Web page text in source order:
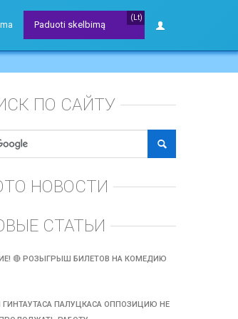
(Lt)
Paduoti skelbimą
ПО САЙТУ
НОВОСТИ
СТАТЬИ
🔴 РОЗЫГРЫШ БИЛЕТОВ НА КОМЕДИЮ
ГИНТАУТАСА ПАЛУЦКАСА ОППОЗИЦИЮ НЕ